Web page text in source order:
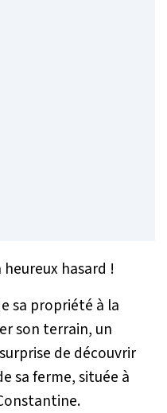
heureux hasard !
sa propriété à la
son terrain, un
de découvrir
sa ferme, située à